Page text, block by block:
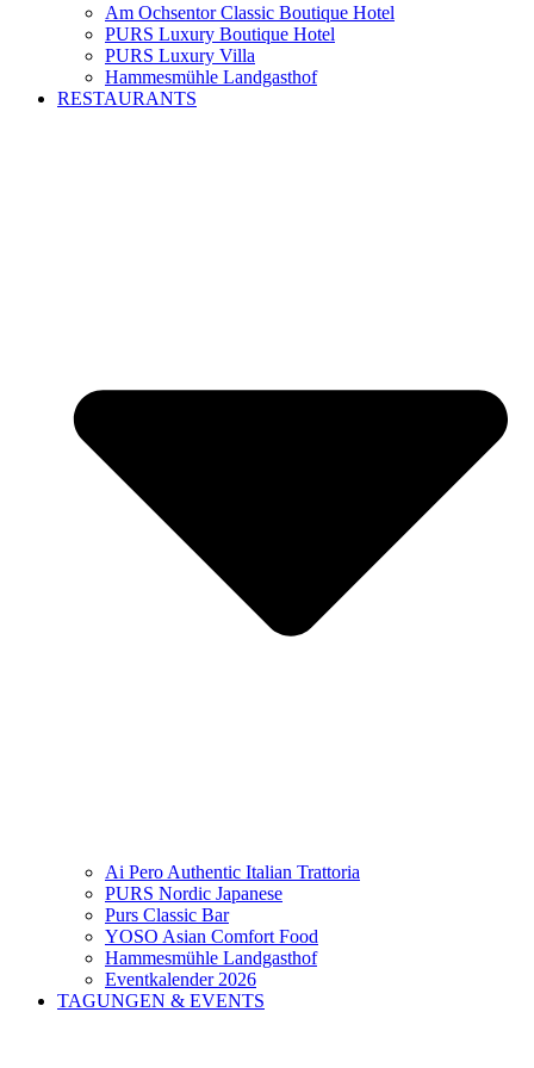
Am Ochsentor Classic Boutique Hotel
PURS Luxury Boutique Hotel
PURS Luxury Villa
Hammesmühle Landgasthof
RESTAURANTS
Ai Pero Authentic Italian Trattoria
PURS Nordic Japanese
Purs Classic Bar
YOSO Asian Comfort Food
Hammesmühle Landgasthof
Eventkalender 2026
TAGUNGEN & EVENTS